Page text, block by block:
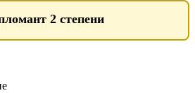
2 степени